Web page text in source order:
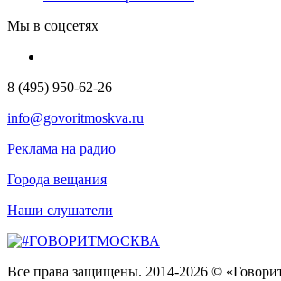
Мы в соцсетях
8 (495) 950-62-26
info@govoritmoskva.ru
Реклама на радио
Города вещания
Наши слушатели
Все права защищены. 2014-2026 ©